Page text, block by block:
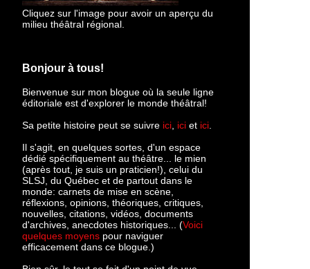
Cliquez sur l'image pour avoir un aperçu du
milieu théâtral régional.
Bonjour à tous!
Bienvenue sur mon blogue où la seule ligne
éditoriale est d'explorer le monde théâtral!
Sa petite histoire peut se suivre ici ici et ici
Il s'agit, en quelques sortes, d'un espace
dédié spécifiquement au théâtre... le mien
(après tout, je suis un praticien!), celui du
SLSJ, du Québec et de partout dans le
monde: carnets de mise en scène,
réflexions, opinions, théoriques, critiques,
nouvelles, citations, vidéos, documents
d'archives, anecdotes historiques... (Voici
quelques moyens pour naviguer
efficacement dans ce blogue.)